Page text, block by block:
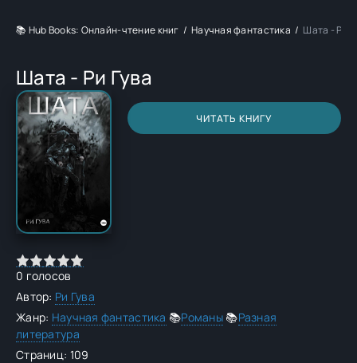
📚 Hub Books: Онлайн-чтение книг Научная фантастика Шата - Ри
Шата - Ри Гува
ЧИТАТЬ КНИГУ
0 голосов
Автор: Ри Гува
Жанр: Научная фантастика 📚Романы📚Разная
литература
Страниц: 109